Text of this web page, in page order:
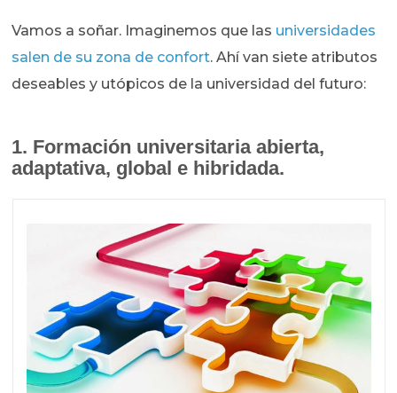
Vamos a soñar. Imaginemos que las universidades
salen de su zona de confort. Ahí van siete atributos
deseables y utópicos de la universidad del futuro:
1. Formación universitaria abierta,
adaptativa, global e hibridada.